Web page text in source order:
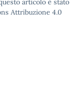
articolo è stato
Attribuzione 4.0